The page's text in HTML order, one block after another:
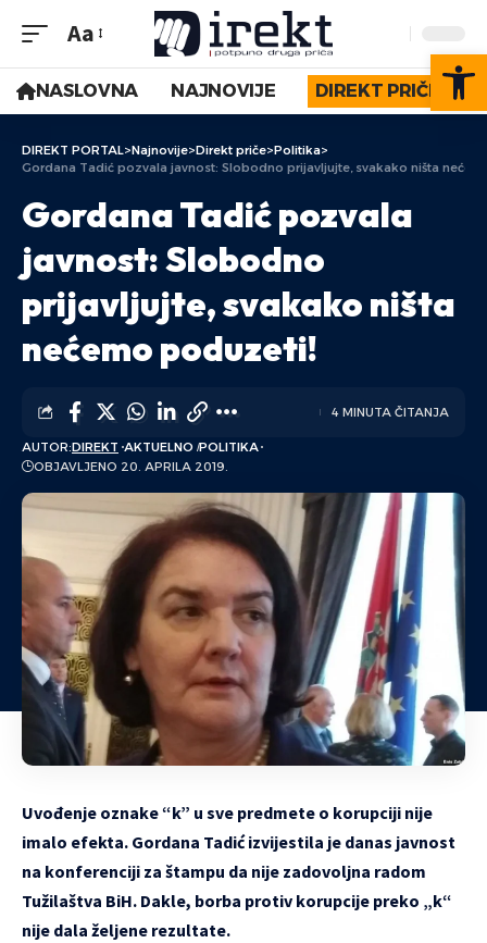
Aa
NASLOVNA NAJNOVIJE DIREKT PRIČE
DIREKT PORTAL>Najnovije>Direkt priče>Politika>
Gordana Tadić pozvala javnost: Slobodno prijavljujte, svakako ništa
Gordana Tadić pozvala
javnost: Slobodno
prijavljujte, svakako ništa
nećemo poduzeti!
AUTOR:DIREKT AKTUELNO POLITIKA
OBJAVLJENO 20. APRILA 2019.
4 MINUTA ČITANJA
Uvođenje oznake “k” u sve predmete o korupciji nije
imalo efekta. Gordana Tadić izvijestila je danas javnost
na konferenciji za štampu da nije zadovoljna radom
Tužilaštva BiH. Dakle, borba protiv korupcije preko „k“
nije dala željene rezultate.